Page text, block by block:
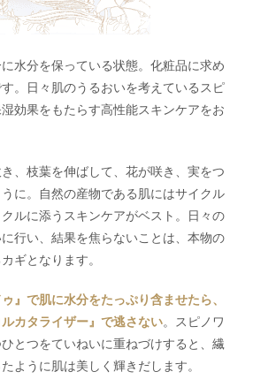
水分を保っている状態。化粧品に求め
。日々肌のうるおいを考えているスピ
効果をもたらす高性能スキンケアをお
、枝葉を伸ばして、花が咲き、実をつ
に。自然の産物である肌にはサイクル
ルに添うスキンケアがベスト。日々の
行い、結果を焦らないことは、本物の
ギとなります。
』で肌に水分をたっぷり含ませたら、
カタライザー』で逃さない。スピノワ
とつをていねいに重ねづけすると、繊
ように肌は美しく輝きだします。